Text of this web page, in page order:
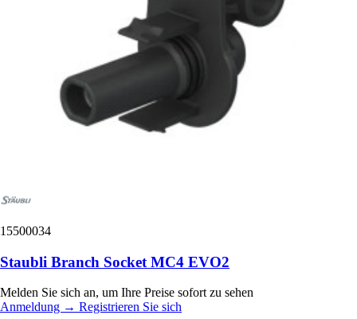
15500034
Staubli Branch Socket MC4 EVO2
Melden Sie sich an, um Ihre Preise sofort zu sehen
Anmeldung → Registrieren Sie sich